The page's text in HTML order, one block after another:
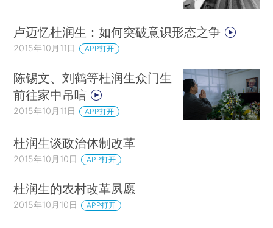
卢迈忆杜润生：如何突破意识形态之争
2015年10月11日 APP打开
陈锡文、刘鹤等杜润生众门生
前往家中吊唁
2015年10月11日 APP打开
杜润生谈政治体制改革
2015年10月10日 APP打开
杜润生的农村改革夙愿
2015年10月10日 APP打开